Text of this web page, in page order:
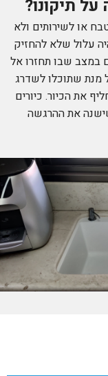
תיקונו?
או לשירותים ולא
עלול שלא להחזיק
במצב שבו תחזרו אל
מנת שתוכלו לשדרג
את הכיור. כיורים
את ההרגשה